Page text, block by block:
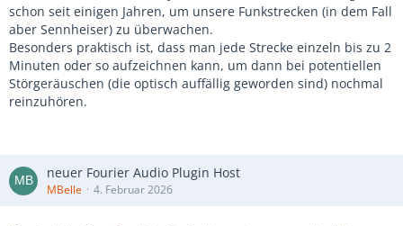
schon seit einigen Jahren, um unsere Funkstrecken (in dem Fall
aber Sennheiser) zu überwachen.
Besonders praktisch ist, dass man jede Strecke einzeln bis zu 2
Minuten oder so aufzeichnen kann, um dann bei potentiellen
Störgeräuschen (die optisch auffällig geworden sind) nochmal
reinzuhören.
neuer Fourier Audio Plugin Host
MBelle 4. Februar 2026